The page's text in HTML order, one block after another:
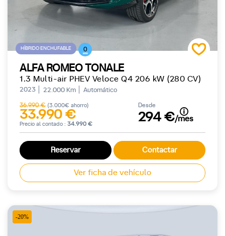
HÍBRIDO ENCHUFABLE 0
ALFA ROMEO TONALE
1.3 Multi-air PHEV Veloce Q4 206 kW (280 CV)
2023 22.000 Km Automático
36.990 € (3.000€ ahorro)
33.990 €
Precio al contado : 34.990 €
Desde
294 €/mes
Reservar Contactar
Ver ficha de vehículo
-20%